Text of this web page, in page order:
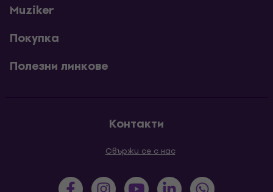
Muziker
Покупка
Полезни линкове
Контакти
Свържи се с нас